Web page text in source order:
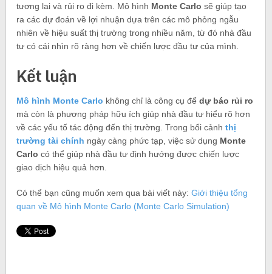
tương lai và rủi ro đi kèm. Mô hình Monte Carlo sẽ giúp tạo
ra các dự đoán về lợi nhuận dựa trên các mô phỏng ngẫu
nhiên về hiệu suất thị trường trong nhiều năm, từ đó nhà đầu
tư có cái nhìn rõ ràng hơn về chiến lược đầu tư của mình.
Kết luận
Mô hình Monte Carlo không chỉ là công cụ đểdự báo rủi ro
mà còn là phương pháp hữu ích giúp nhà đầu tư hiểu rõ hơn
về các yếu tố tác động đến thị trường. Trong bối cảnh thị
trường tài chính ngày càng phức tạp, việc sử dụng Monte
Carlo có thể giúp nhà đầu tư định hướng được chiến lược
giao dịch hiệu quả hơn.
Có thể bạn cũng muốn xem qua bài viết này:Giới thiệu tổng
quan về Mô hình Monte Carlo (Monte Carlo Simulation)